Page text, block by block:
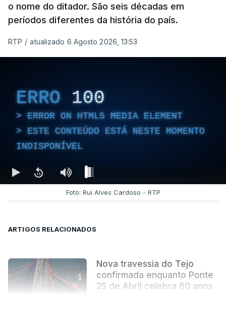
o nome do ditador. São seis décadas em
períodos diferentes da história do país.
RTP / atualizado 6 Agosto 2026, 13:53
ERRO 100
ERROR ON HTML5 MEDIA ELEMENT
ESTE CONTEÚDO ESTÁ NESTE MOMENTO
INDISPONÍVEL
Foto: Rui Alves Cardoso - RTP
ARTIGOS RELACIONADOS
Nova travessia do Tejo
confirmada enquanto Ponte
25 de Abril celebra 60 anos